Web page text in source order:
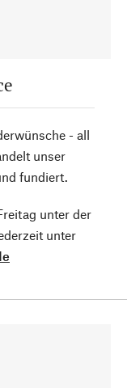
- all
unser
fundiert.
unter der
unter